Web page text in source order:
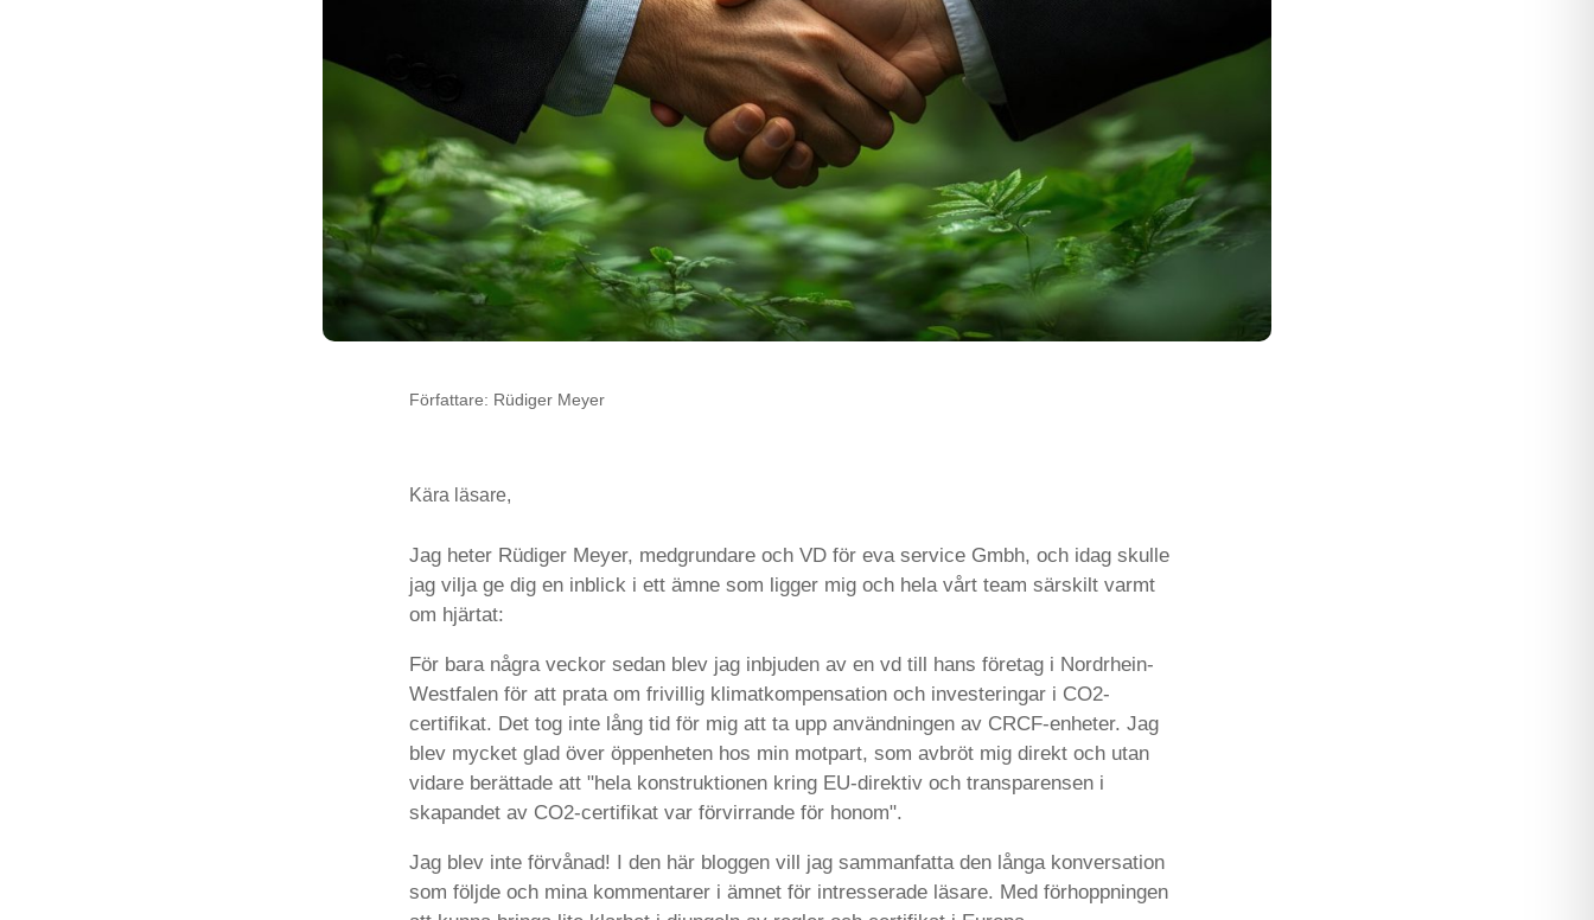
Författare: Rüdiger Meyer
Kära läsare,
Jag heter Rüdiger Meyer, medgrundare och VD för eva service Gmbh, och idag skulle
jag vilja ge dig en inblick i ett ämne som ligger mig och hela vårt team särskilt varmt
om hjärtat:
För bara några veckor sedan blev jag inbjuden av en vd till hans företag i Nordrhein-
Westfalen för att prata om frivillig klimatkompensation och investeringar i CO2-
certifikat. Det tog inte lång tid för mig att ta upp användningen av CRCF-enheter. Jag
blev mycket glad över öppenheten hos min motpart, som avbröt mig direkt och utan
vidare berättade att "hela konstruktionen kring EU-direktiv och transparensen i
skapandet av CO2-certifikat var förvirrande för honom".
Jag blev inte förvånad! I den här bloggen vill jag sammanfatta den långa konversation
som följde och mina kommentarer i ämnet för intresserade läsare. Med förhoppningen